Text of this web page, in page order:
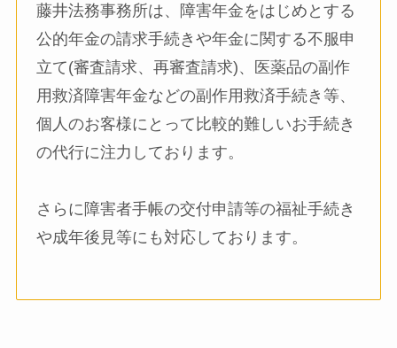
藤井法務事務所は、障害年金をはじめとする
公的年金の請求手続きや年金に関する不服申
立て(審査請求、再審査請求)、医薬品の副作
用救済障害年金などの副作用救済手続き等、
個人のお客様にとって比較的難しいお手続き
の代行に注力しております。
さらに障害者手帳の交付申請等の福祉手続き
や成年後見等にも対応しております。